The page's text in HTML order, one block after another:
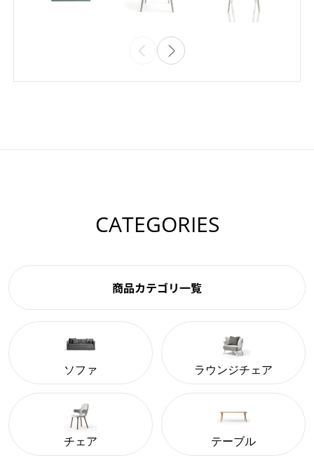
CATEGORIES
商品カテゴリ一覧
ソファ ラウンジチェア
チェア テーブル